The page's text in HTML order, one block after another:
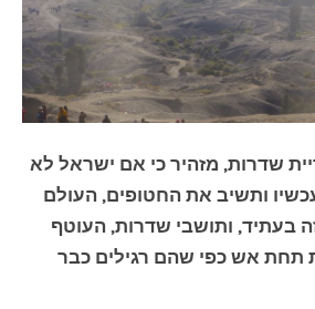
שדרות, מזהיר כי אם ישראל לא
ותשיב את החטופים, העולם
בעתיד, ותושבי שדרות, העוטף
תחת אש כפי שהם רגילים כבר